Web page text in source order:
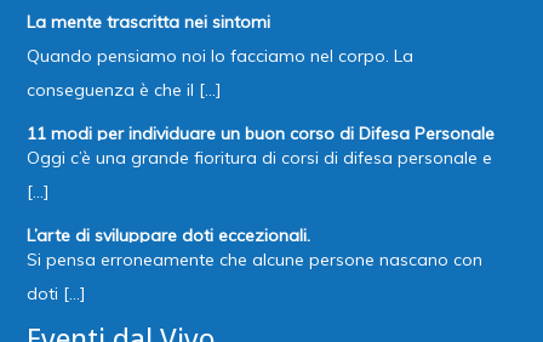
La mente trascritta nei sintomi
Quando pensiamo noi lo facciamo nel corpo. La
conseguenza è che il [...]
11 modi per individuare un buon corso di Difesa Personale
Oggi c’è una grande fioritura di corsi di difesa personale e
[...]
L’arte di sviluppare doti eccezionali.
Si pensa erroneamente che alcune persone nascano con
doti [...]